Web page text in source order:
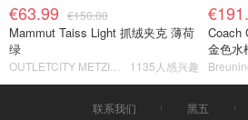
€63.99 €150.00
Mammut Taiss Light 抓绒夹克 薄荷
绿
1135人感兴趣
Coach
金色水
联系我们 黑五